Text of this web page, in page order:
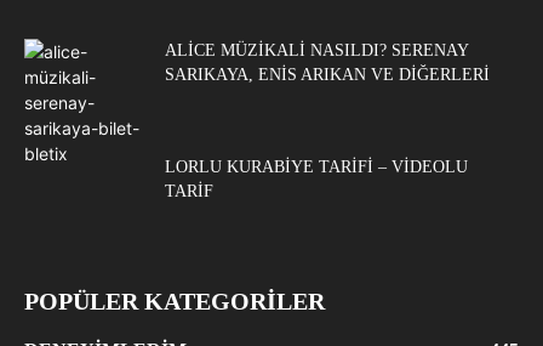
ALICE MÜZIKALI NASILDI? SERENAY
SARIKAYA, ENIS ARIKAN VE DIĞERLERI
LORLU KURABIYE TARIFI – VIDEOLU
TARIF
POPÜLER KATEGORİLER